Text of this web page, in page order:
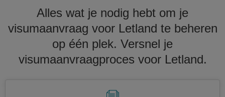
Alles wat je nodig hebt om je
visumaanvraag voor Letland te beheren
op één plek. Versnel je
visumaanvraagproces voor Letland.